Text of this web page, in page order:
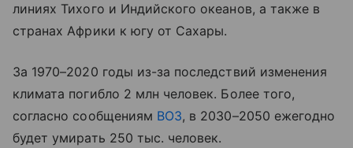
линиях Тихого и Индийского океанов, а также в
странах Африки к югу от Сахары.
За 1970–2020 годы из-за последствий изменения
климата погибло 2 млн человек. Более того,
согласно сообщениям ВОЗ, в 2030–2050 ежегодно
будет умирать 250 тыс. человек.